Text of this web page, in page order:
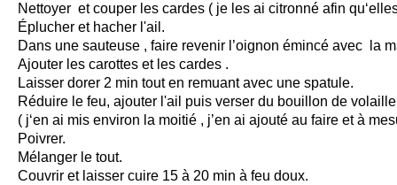
Nettoyer et couper les cardes ( je les ai citronné afin
Éplucher et hacher l'ail.
Dans une sauteuse , faire revenir l’oignon émincé avec la
Ajouter les carottes et les cardes .
Laisser dorer 2 min tout en remuant avec une spatule.
Réduire le feu, ajouter l'ail puis verser du bouillon de
( j‘en ai mis environ la moitié , j’en ai ajouté au faire et à
Poivrer.
Mélanger le tout.
Couvrir et laisser cuire 15 à 20 min à feu doux.